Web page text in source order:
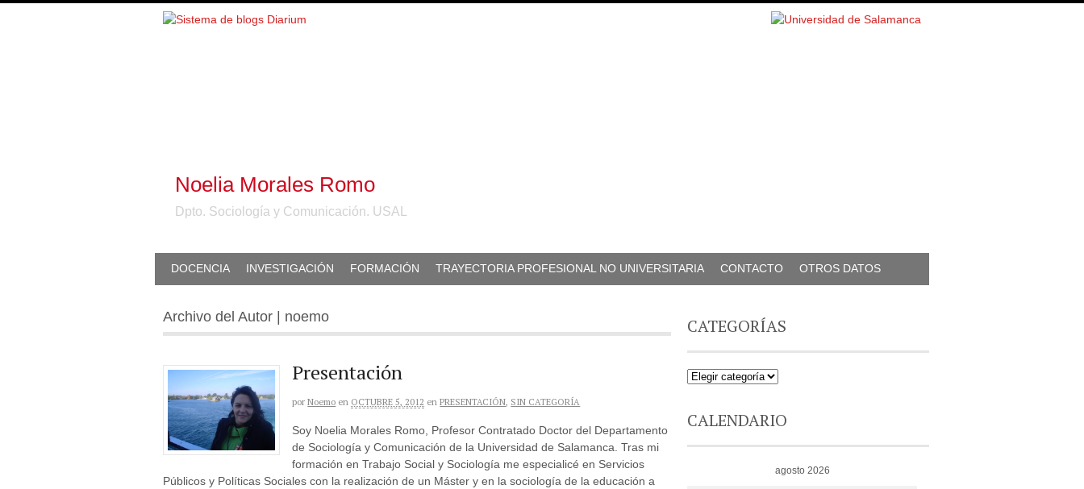
Noelia Morales Romo
Dpto. Sociología y Comunicación. USAL
DOCENCIA INVESTIGACIÓN FORMACIÓN TRAYECTORIA PROFESIONAL NO UNIVERSITARIA CONTACTO OTROS DATOS
Archivo del Autor | noemo
Presentación
por Noemo en OCTUBRE 5, 2012 en PRESENTACIÓN, SIN CATEGORÍA
Soy Noelia Morales Romo, Profesor Contratado Doctor del Departamento
de Sociología y Comunicación de la Universidad de Salamanca. Tras mi
formación en Trabajo Social y Sociología me especialicé en Servicios
Públicos y Políticas Sociales con la realización de un Máster y en la sociología de la educación a
CATEGORÍAS
CALENDARIO
agosto 2026